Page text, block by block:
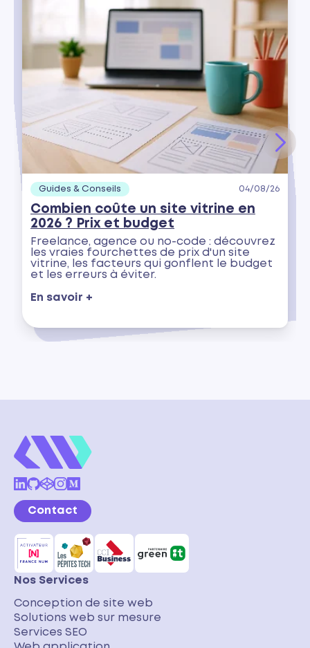
Guides & Conseils 04/08/26
Combien coûte un site vitrine en
2026 ? Prix et budget
Freelance, agence ou no-code : découvrez
les vraies fourchettes de prix d'un site
vitrine, les facteurs qui gonflent le budget
et les erreurs à éviter.
En savoir +
Contact
Nos Services
Conception de site web
Solutions web sur mesure
Services SEO